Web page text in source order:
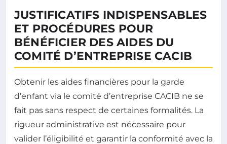
JUSTIFICATIFS INDISPENSABLES
ET PROCÉDURES POUR
BÉNÉFICIER DES AIDES DU
COMITÉ D’ENTREPRISE CACIB
Obtenir les aides financières pour la garde
d’enfant via le comité d’entreprise CACIB ne se
fait pas sans respect de certaines formalités. La
rigueur administrative est nécessaire pour
valider l’éligibilité et garantir la conformité avec la